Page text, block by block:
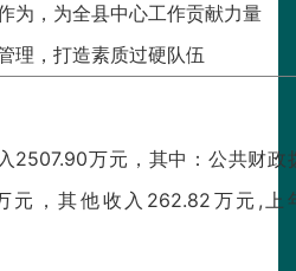
为，为全县中心工作贡献力量
理，打造素质过硬队伍
2507.90万元，其中：公共财政
元，其他收入262.82万元,上